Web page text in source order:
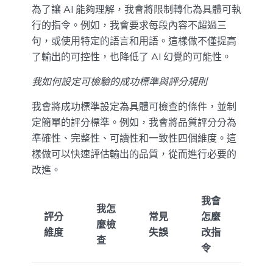
為了讓 AI 能夠理解，我會將限制轉化為具體可執
行的指令。例如，我會要求每段內容不超過三
句，或使用特定的語言和用語。這樣做不僅提高
了輸出的可控性，也降低了 AI 幻覺的可能性。
我如何設定可檢驗的成功標準與評分規則
我會將成功標準設定為具體可檢查的條件，並制
定簡單的評分標準。例如，我會將品質評分分為
準確性、完整性、可讀性和一致性四個維度。這
樣做可以快速評估輸出的品質，從而進行必要的
改進。
評分
維度
我怎
麼檢
查
常見
失誤
我會
怎麼
改指
令